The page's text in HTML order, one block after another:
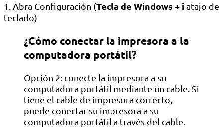
1. Abra Configuración (Tecla de Windows + iatajo de
teclado)
¿Cómo conectar la impresora a la
computadora portátil?
Opción 2: conecte la impresora a su
computadora portátil mediante un cable. Si
tiene el cable de impresora correcto,
puede conectar su impresora a su
computadora portátil a través del cable.